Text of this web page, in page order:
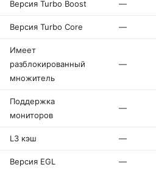
Версия Turbo Boost —
Версия Turbo Core —
Имеет
разблокированный
множитель
—
Поддержка
мониторов
—
L3 кэш —
Версия EGL —